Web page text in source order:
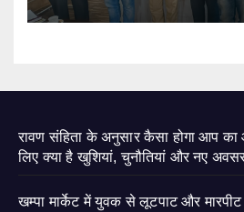
रावण संहिता के अनुसार कैसा होगा आप
लिए क्या है खुशियां, चुनौतियां और नए
खम्पा मार्केट में युवक से लूटपाट और मारपीट